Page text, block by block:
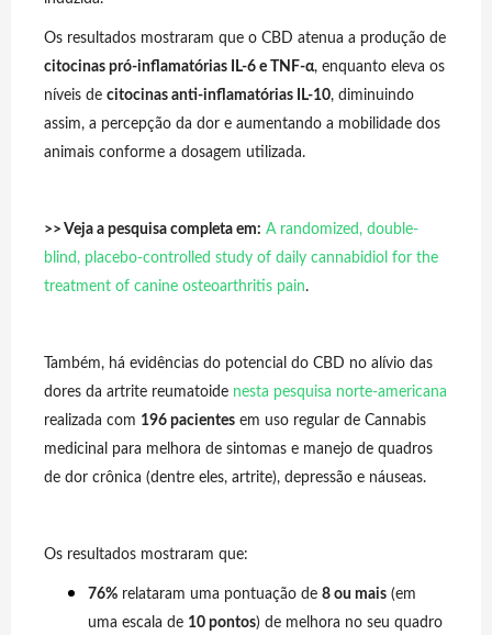
Os resultados mostraram que o CBD atenua a produção de
citocinas pró-inflamatórias IL-6 e TNF-α, enquanto eleva os
níveis de citocinas anti-inflamatórias IL-10, diminuindo
assim, a percepção da dor e aumentando a mobilidade dos
animais conforme a dosagem utilizada.
>> Veja a pesquisa completa em: A randomized, double-
blind, placebo-controlled study of daily cannabidiol for the
treatment of canine osteoarthritis pain.
Também, há evidências do potencial do CBD no alívio das
dores da artrite reumatoide nesta pesquisa norte-americana
realizada com 196 pacientes em uso regular de Cannabis
medicinal para melhora de sintomas e manejo de quadros
de dor crônica (dentre eles, artrite), depressão e náuseas.
Os resultados mostraram que:
76% relataram uma pontuação de 8 ou mais (em
uma escala de 10 pontos) de melhora no seu quadro